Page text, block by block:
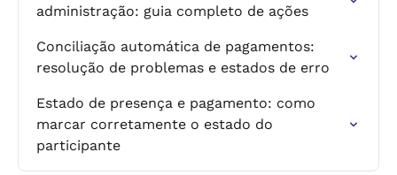
administração: guia completo de ações
Conciliação automática de pagamentos:
resolução de problemas e estados de erro
Estado de presença e pagamento: como
marcar corretamente o estado do
participante